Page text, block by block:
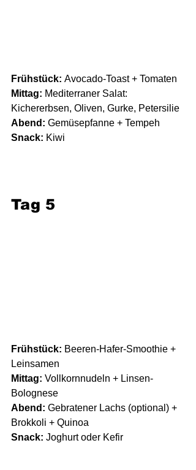
Frühstück: Avocado-Toast + Tomaten
Mittag: Mediterraner Salat:
Kichererbsen, Oliven, Gurke, Petersilie
Abend: Gemüsepfanne + Tempeh
Snack: Kiwi
Tag 5
Frühstück: Beeren-Hafer-Smoothie +
Leinsamen
Mittag: Vollkornnudeln + Linsen-
Bolognese
Abend: Gebratener Lachs (optional) +
Brokkoli + Quinoa
Snack: Joghurt oder Kefir